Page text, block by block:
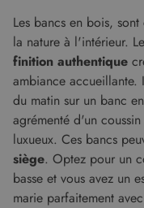
Les bancs en bois,
la nature à l'intérieur.
finition authentique
ambiance accueillante.
du matin sur un banc
agrémenté d'un
luxueux. Ces bancs
siège. Optez pour un
basse et vous avez un
marie parfaitement